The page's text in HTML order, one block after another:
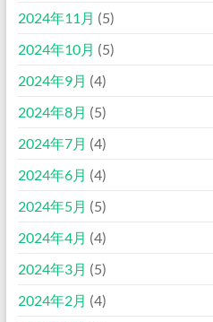
2024年11月 (5)
2024年10月 (5)
2024年9月 (4)
2024年8月 (5)
2024年7月 (4)
2024年6月 (4)
2024年5月 (5)
2024年4月 (4)
2024年3月 (5)
2024年2月 (4)